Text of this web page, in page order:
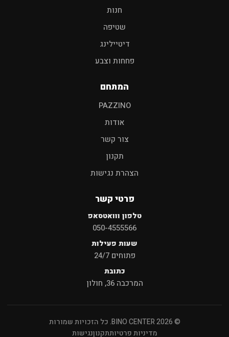
חנות
שטיפה
דיטיילינג
פחחות וצבע
המתחם
PAZZINO
אודות
צור קשר
תקנון
הצהרת נגישות
פרטי קשר
טלפון ווואטסאפ
050-4555566
שעות פעילות
פתוחים 24/7
כתובת
המרכבה 36, חולון
© 2026 BINO CENTER. כל הזכויות שמורות
מדיניות פרטיותתקנוןנגישות